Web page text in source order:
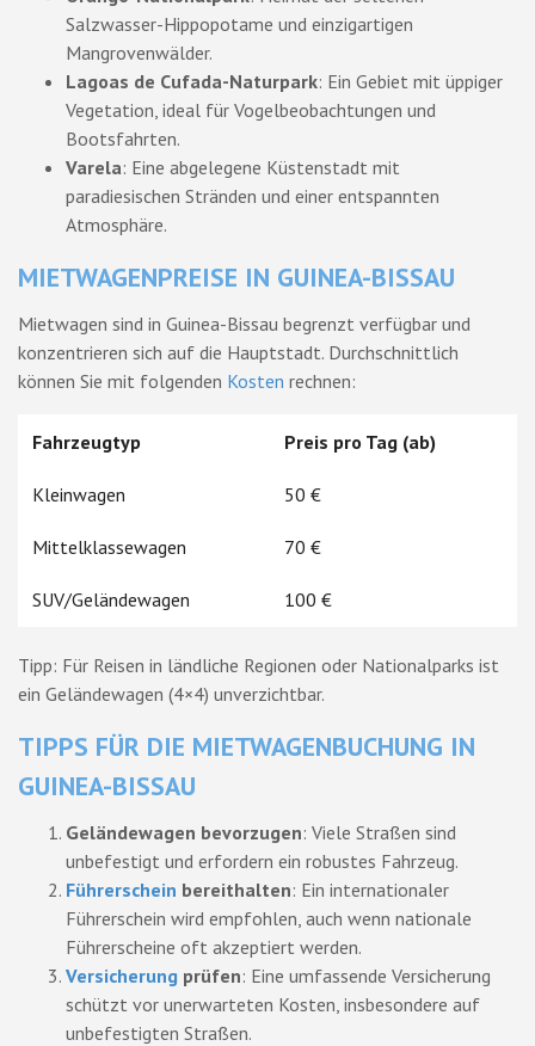
Salzwasser-Hippopotame und einzigartigen
Mangrovenwälder.
Lagoas de Cufada-Naturpark: Ein Gebiet mit üppiger
Vegetation, ideal für Vogelbeobachtungen und
Bootsfahrten.
Varela: Eine abgelegene Küstenstadt mit
paradiesischen Stränden und einer entspannten
Atmosphäre.
MIETWAGENPREISE IN GUINEA-BISSAU
Mietwagen sind in Guinea-Bissau begrenzt verfügbar und
konzentrieren sich auf die Hauptstadt. Durchschnittlich
können Sie mit folgenden Kosten rechnen:
Fahrzeugtyp Preis pro Tag (ab)
Kleinwagen 50 €
Mittelklassewagen 70 €
SUV/Geländewagen 100 €
Tipp: Für Reisen in ländliche Regionen oder Nationalparks ist
ein Geländewagen (4×4) unverzichtbar.
TIPPS FÜR DIE MIETWAGENBUCHUNG IN
GUINEA-BISSAU
Geländewagen bevorzugen: Viele Straßen sind
unbefestigt und erfordern ein robustes Fahrzeug.
Führerschein bereithalten: Ein internationaler
Führerschein wird empfohlen, auch wenn nationale
Führerscheine oft akzeptiert werden.
Versicherung prüfen: Eine umfassende Versicherung
schützt vor unerwarteten Kosten, insbesondere auf
unbefestigten Straßen.